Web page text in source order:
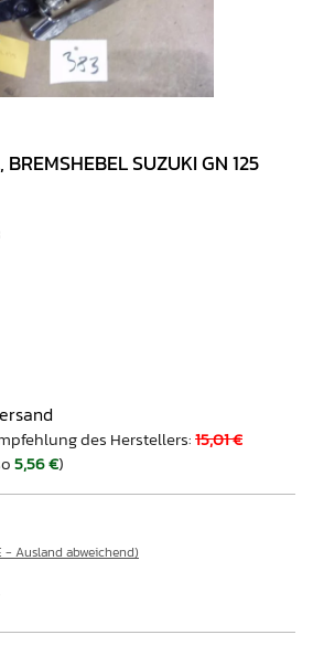
BREMSHEBEL SUZUKI GN 125
des Herstellers:15,01 €
5,56 €)
- Ausland abweichend)